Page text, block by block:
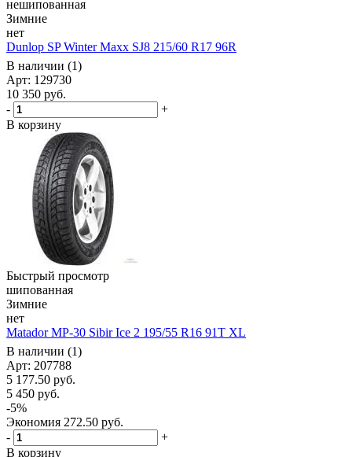
нешипованная
Зимние
нет
Dunlop SP Winter Maxx SJ8 215/60 R17 96R
В наличии (1)
Арт: 129730
10 350 руб.
-
+
В корзину
Быстрый просмотр
шипованная
Зимние
нет
Matador MP-30 Sibir Ice 2 195/55 R16 91T XL
В наличии (1)
Арт: 207788
5 177.50 руб.
5 450 руб.
-5%
Экономия 272.50 руб.
-
+
В корзину